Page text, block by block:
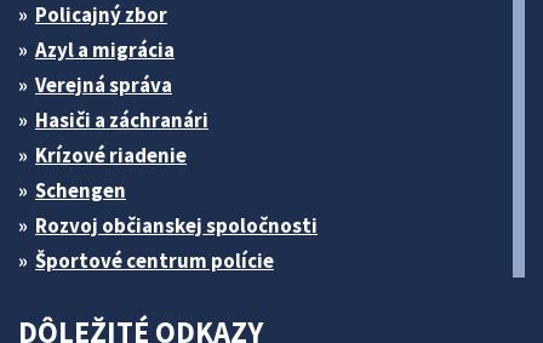
Policajný zbor
Azyl a migrácia
Verejná správa
Hasiči a záchranári
Krízové riadenie
Schengen
Rozvoj občianskej spoločnosti
Športové centrum polície
DÔLEŽITÉ ODKAZY